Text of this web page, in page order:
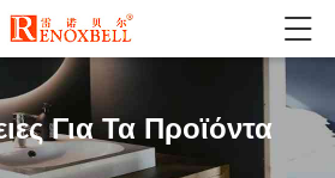
Για Τα Προϊόντα